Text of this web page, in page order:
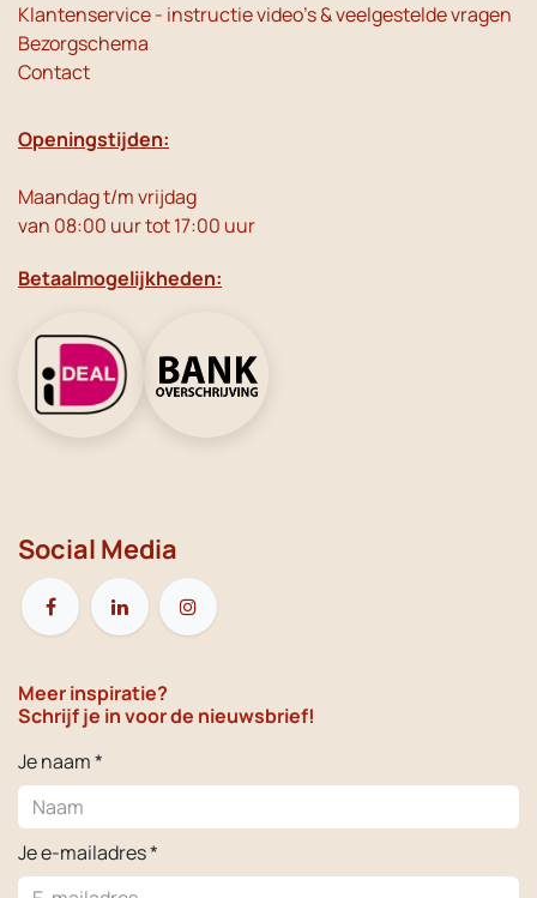
Klantenservice - instructie video's & veelgestelde vragen
Bezorgschema
Contact
Openingstijden:
Maandag t/m vrijdag
van 08:00 uur tot 17:00 uur
Betaalmogelijkheden:
Social Media
Meer inspiratie?
Schrijf je in voor de nieuwsbrief!
Je naam *
Je e-mailadres *